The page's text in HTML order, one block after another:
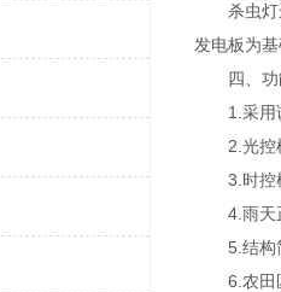
杀虫灯运
发电板为
四、功
1.采用诱
2.光控模
3.时控模
4.雨天正
5.结构简
6.农田区